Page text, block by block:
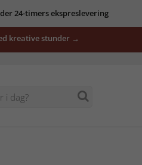
24-timers ekspreslevering
kreative stunder →